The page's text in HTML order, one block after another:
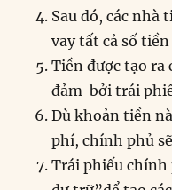
Sau đó, các nhà
vay tất cả số
Tiền được tạo ra
đảm bởi trái
Dù khoản tiền
phí, chính phủ
Trái phiếu chính